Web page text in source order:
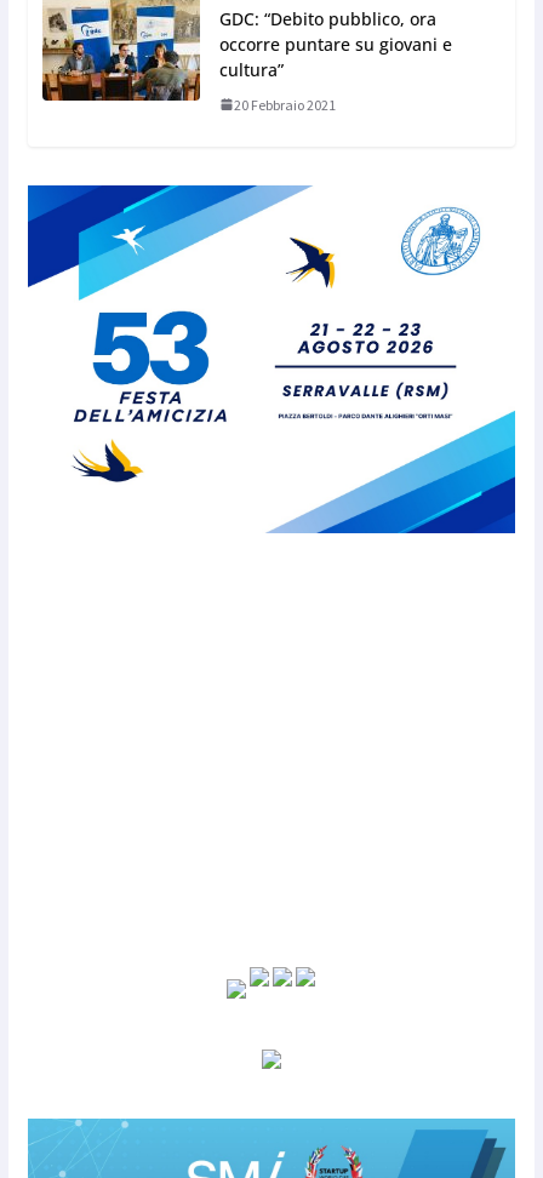
GDC: “Debito pubblico, ora
occorre puntare su giovani e
cultura”
20 Febbraio 2021